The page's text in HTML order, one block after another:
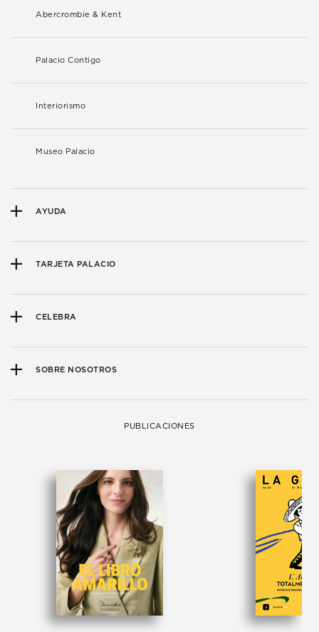
Abercrombie & Kent
Palacio Contigo
Interiorismo
Museo Palacio
AYUDA
TARJETA PALACIO
CELEBRA
SOBRE NOSOTROS
PUBLICACIONES